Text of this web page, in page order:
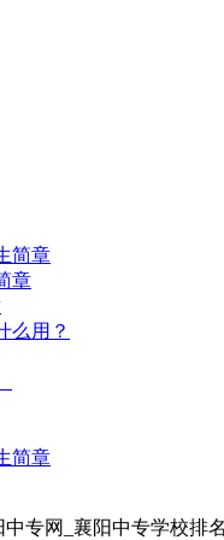
简章
章
么用？
简章
中专网_襄阳中专学校排